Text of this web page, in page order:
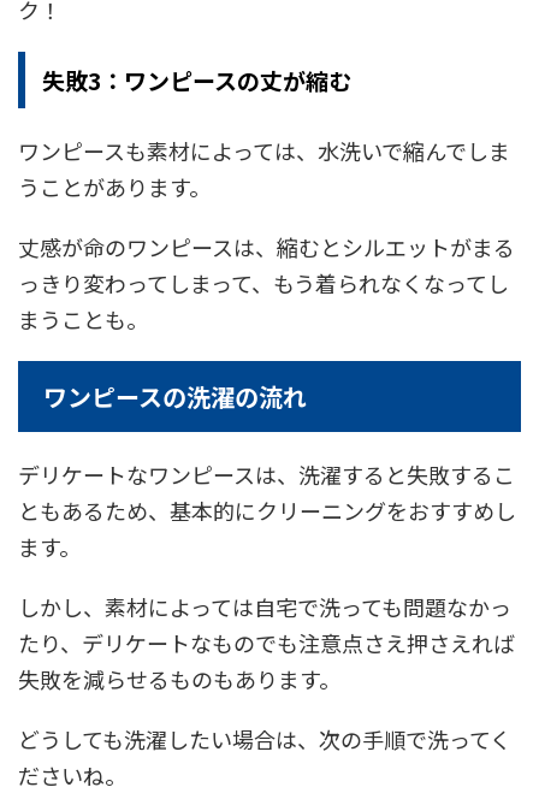
ク！
失敗3：ワンピースの丈が縮む
ワンピースも素材によっては、水洗いで縮んでしま
うことがあります。
丈感が命のワンピースは、縮むとシルエットがまる
っきり変わってしまって、もう着られなくなってし
まうことも。
ワンピースの洗濯の流れ
デリケートなワンピースは、洗濯すると失敗するこ
ともあるため、基本的にクリーニングをおすすめし
ます。
しかし、素材によっては自宅で洗っても問題なかっ
たり、デリケートなものでも注意点さえ押さえれば
失敗を減らせるものもあります。
どうしても洗濯したい場合は、次の手順で洗ってく
ださいね。